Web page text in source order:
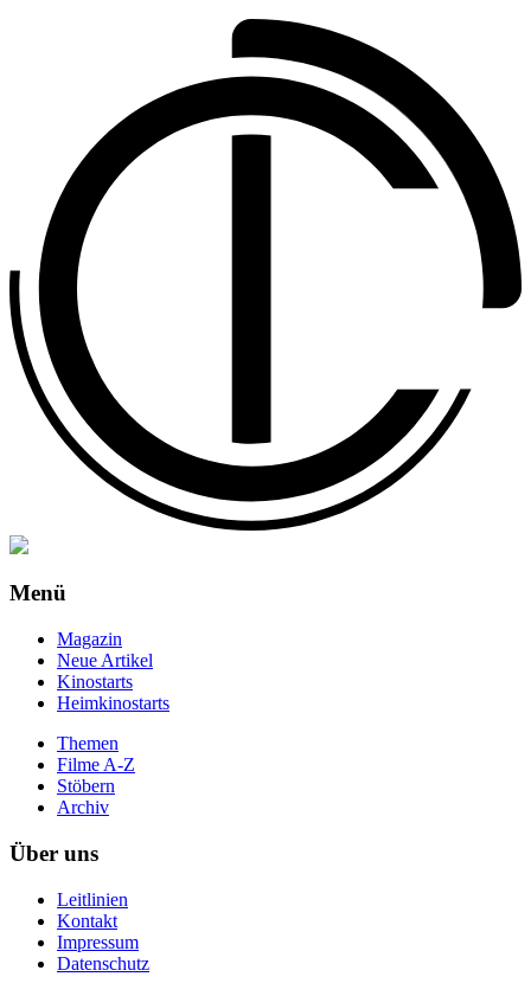
Menü
Magazin
Neue Artikel
Kinostarts
Heimkinostarts
Themen
Filme A-Z
Stöbern
Archiv
Über uns
Leitlinien
Kontakt
Impressum
Datenschutz